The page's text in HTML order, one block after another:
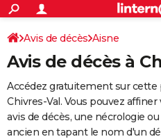
ACTUALITÉS
Politique
Société
Faits Divers
Education
Monde
Villes
+
SPORT
Coupe du monde 2026
Football
Tennis
Cyclisme
Rugby
Forum
Programme TV
TNT
Streaming
Cinéma
Sorties cinéma
Musique
+
FINANCE
Retraite
Impôts
Epargne
Immobilier
Risques naturels par ville
Banque
Assurance
Crédit
AUTO
Avis de décès Aisne
Avis de décès à
Accédez gratuitement sur cette
Chivres-Val. Vous pouvez
avis de décès, une nécrologie
ancien en tapant le nom d'un